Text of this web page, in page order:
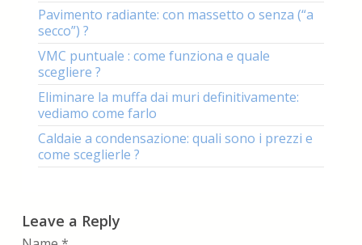
Pavimento radiante: con massetto o senza (“a
secco”) ?
VMC puntuale : come funziona e quale
scegliere ?
Eliminare la muffa dai muri definitivamente:
vediamo come farlo
Caldaie a condensazione: quali sono i prezzi e
come sceglierle ?
Leave a Reply